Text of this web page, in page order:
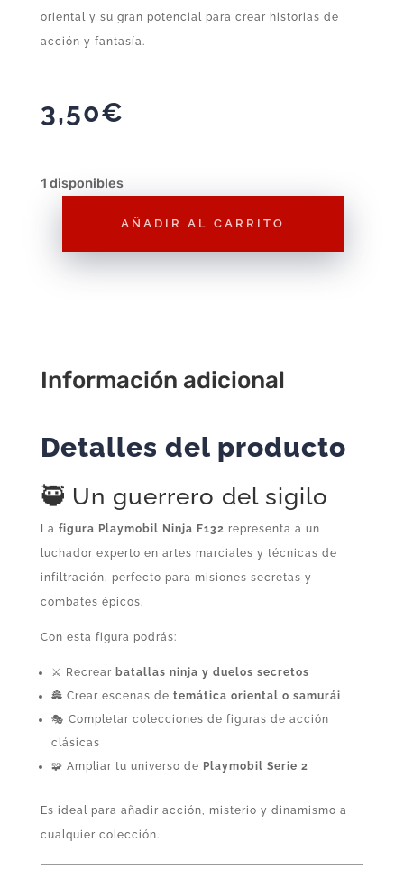
oriental y su gran potencial para crear historias de
acción y fantasía.
3,50€
1 disponibles
Playmobil
AÑADIR AL CARRITO
Información adicional
Detalles del producto
🥷 Un guerrero del sigilo
La figura Playmobil Ninja F132 representa a un
luchador experto en artes marciales y técnicas de
infiltración, perfecto para misiones secretas y
combates épicos.
Con esta figura podrás:
⚔️ Recrear batallas ninja y duelos secretos
🏯 Crear escenas de temática oriental o samurái
🎭 Completar colecciones de figuras de acción
clásicas
🧩 Ampliar tu universo de Playmobil Serie 2
Es ideal para añadir acción, misterio y dinamismo a
cualquier colección.